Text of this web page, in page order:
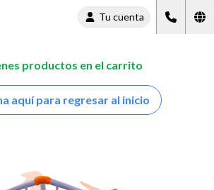
Tu cuenta
productos en el carrito
aquí para regresar al inicio